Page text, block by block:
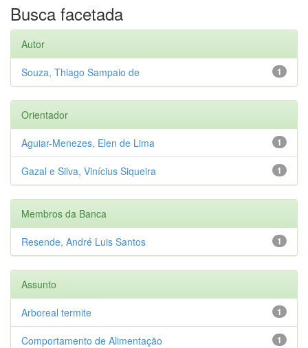
Busca facetada
Autor
1
Souza, Thiago Sampaio de
Orientador
1
Aguiar-Menezes, Elen de Lima
1
Gazal e Silva, Vinícius Siqueira
Membros da Banca
1
Resende, André Luis Santos
Assunto
1
Arboreal termite
1
Comportamento de Alimentação